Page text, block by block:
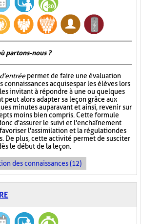
partons-nous ?
permet de faire une évaluation
connaissances acquises par les élèves lors
invitant à répondre à une ou quelques
peut alors adapter sa leçon grâce aux
minutes auparavant et ainsi, revenir sur
moins bien compris. Cette formule
d'assurer le suivi et l'enchaînement
l'assimilation et la régulation des
De plus, cette activité permet de susciter
le début de la leçon.
des connaissances (12)